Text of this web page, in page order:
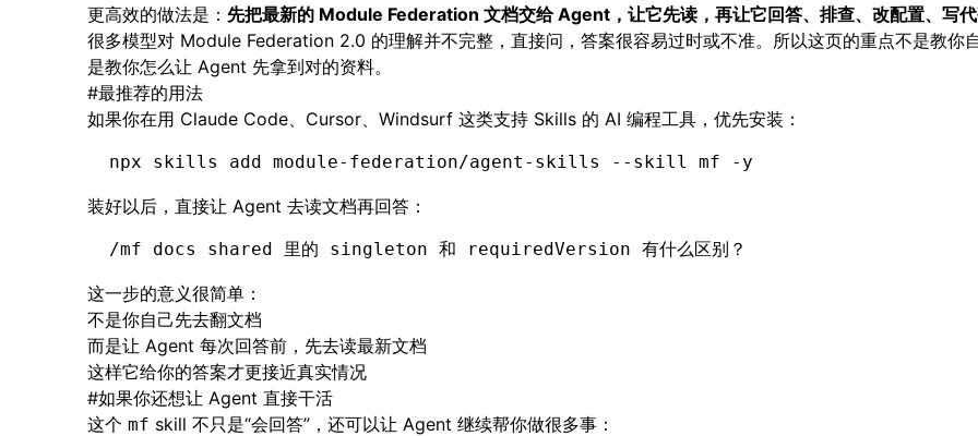
更高效的做法是： 先把最新的 Module Federation 文档交给 Agent，让它先读，再让它回答、排查、改配置、写代
很多模型对 Module Federation 2.0 的理解并不完整，直接问，答案很容易过时或不准。所以这页的重点不是教你
是教你怎么让 Agent 先拿到对的资料。
#最推荐的用法
如果你在用 Claude Code、Cursor、Windsurf 这类支持 Skills 的 AI 编程工具，优先安装：
npx skills add module-federation/agent-skills --skill mf -y
装好以后，直接让 Agent 去读文档再回答：
/mf docs shared 里的 singleton 和 requiredVersion 有什么区别？
这一步的意义很简单：
不是你自己先去翻文档
而是让 Agent 每次回答前，先去读最新文档
这样它给你的答案才更接近真实情况
#如果你还想让 Agent 直接干活
这个 mf skill 不只是“会回答”，还可以让 Agent 继续帮你做很多事：